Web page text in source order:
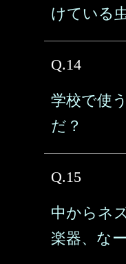
けている
Q.14
学校で使
だ？
Q.15
中からネ
楽器、な